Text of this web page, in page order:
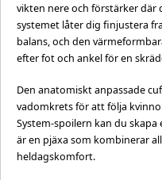
vikten nere och förstärker där
systemet låter dig finjustera
balans, och den
efter fot och ankel för en
Den anatomiskt anpassade
vadomkrets för att följa
System-spoilern kan du
är en pjäxa som kombinerar
heldagskomfort.